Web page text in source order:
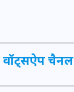
वॉट्सऐप चैनल